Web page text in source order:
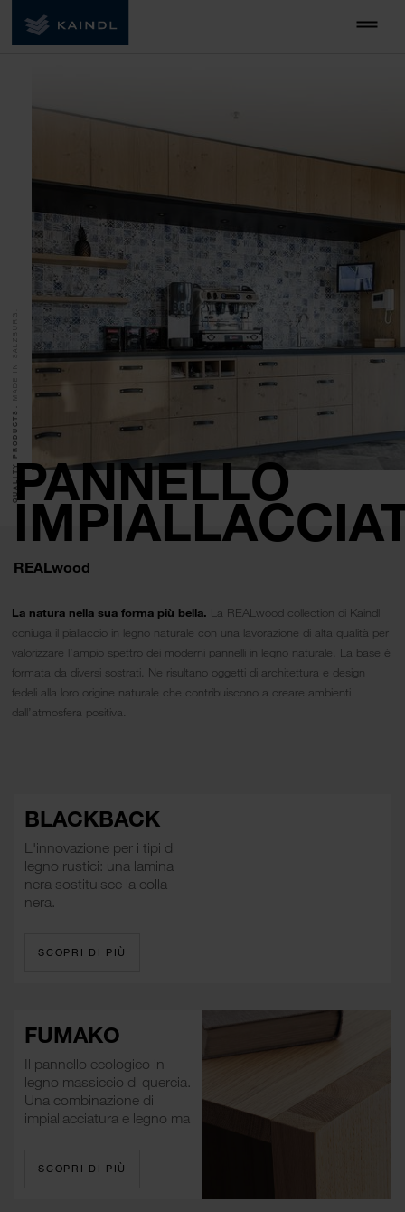
PANNELLO
REALwood
QUALITY PRODUCTS.
MADE IN SALZBURG.
La natura nella sua forma più bella. La REALwood collection di Kaindl
coniuga il piallaccio in legno naturale con una lavorazione di alta qualità per
valorizzare l’ampio spettro dei moderni pannelli in legno naturale. La base è
formata da diversi sostrati. Ne risultano oggetti di architettura e design
fedeli alla loro origine naturale che contribuiscono a creare ambienti
dall’atmosfera positiva.
BLACKBACK
L'innovazione per i tipi di
legno rustici: una lamina
nera sostituisce la colla
nera.
SCOPRI DI PIÙ
FUMAKO
Il pannello ecologico in
legno massiccio di quercia.
Una combinazione di
impiallacciatura e legno ma
SCOPRI DI PIÙ